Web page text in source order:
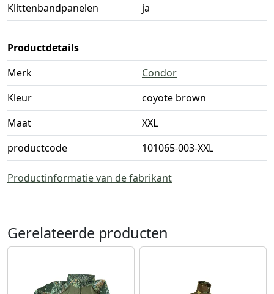
Klittenbandpanelen
ja
Productdetails
Merk
Condor
Kleur
coyote brown
Maat
XXL
productcode
101065-003-XXL
Productinformatie van de fabrikant
Gerelateerde producten